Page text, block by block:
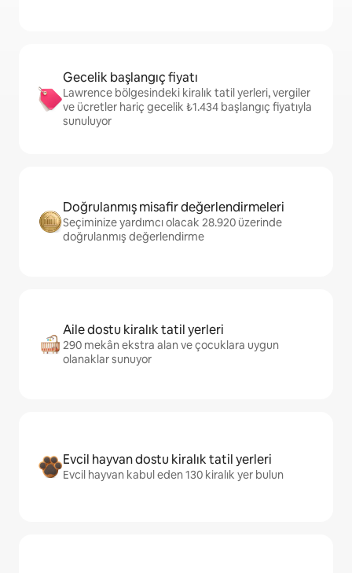
Gecelik başlangıç fiyatı
Lawrence bölgesindeki kiralık tatil yerleri, vergiler
ve ücretler hariç gecelik ₺1.434 başlangıç fiyatıyla
sunuluyor
Doğrulanmış misafir değerlendirmeleri
Seçiminize yardımcı olacak 28.920 üzerinde
doğrulanmış değerlendirme
Aile dostu kiralık tatil yerleri
290 mekân ekstra alan ve çocuklara uygun
olanaklar sunuyor
Evcil hayvan dostu kiralık tatil yerleri
Evcil hayvan kabul eden 130 kiralık yer bulun